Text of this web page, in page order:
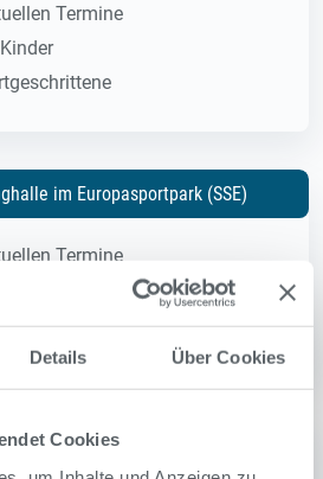
Details Über Cookies
Cookies
Termine
Kinder
im Europasportpark (SSE)
Termine